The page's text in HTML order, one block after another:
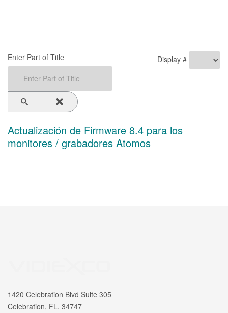
Enter Part of Title Display #
Actualización de Firmware 8.4 para los
monitores / grabadores Atomos
1420 Celebration Blvd Suite 305
Celebration, FL. 34747